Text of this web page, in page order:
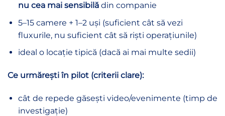
nu cea mai sensibilădin companie
5–15 camere + 1–2 uși (suficient cât să vezi
fluxurile, nu suficient cât să riști operațiunile)
ideal o locație tipică (dacă ai mai multe sedii)
Ce urmărești în pilot (criterii clare):
cât de repede găsești video/evenimente (timp de
investigație)